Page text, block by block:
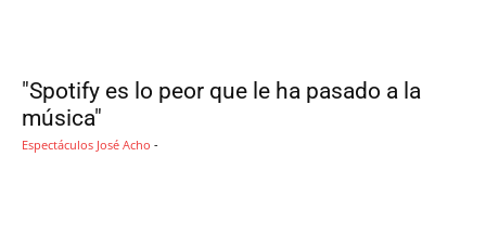
"Spotify es lo peor que le ha pasado a la
música"
Espectáculos José Acho -